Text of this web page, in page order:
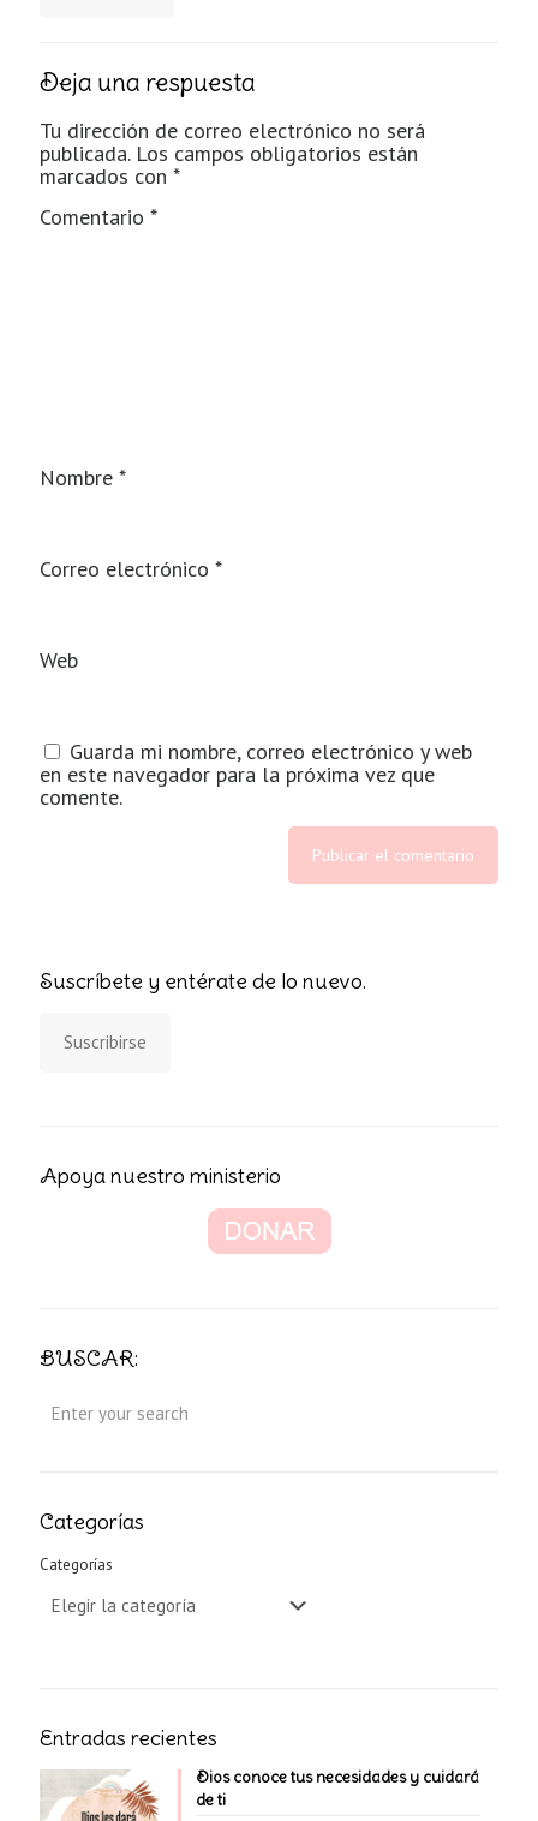
Deja una respuesta
Tu dirección de correo electrónico no será
publicada. Los campos obligatorios están
marcados con *
Comentario *
Nombre *
Correo electrónico *
Web
Guarda mi nombre, correo electrónico y web
en este navegador para la próxima vez que
comente.
Suscríbete y entérate de lo nuevo.
Suscribirse
Apoya nuestro ministerio
BUSCAR:
Categorías
Categorías
Entradas recientes
Dios conoce tus necesidades y cuidará
de ti